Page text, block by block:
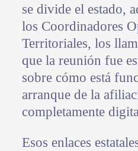
se divide el estado,
los Coordinadores
Territoriales, los
que la reunión fue
sobre cómo está
arranque de la
completamente
Esos enlaces